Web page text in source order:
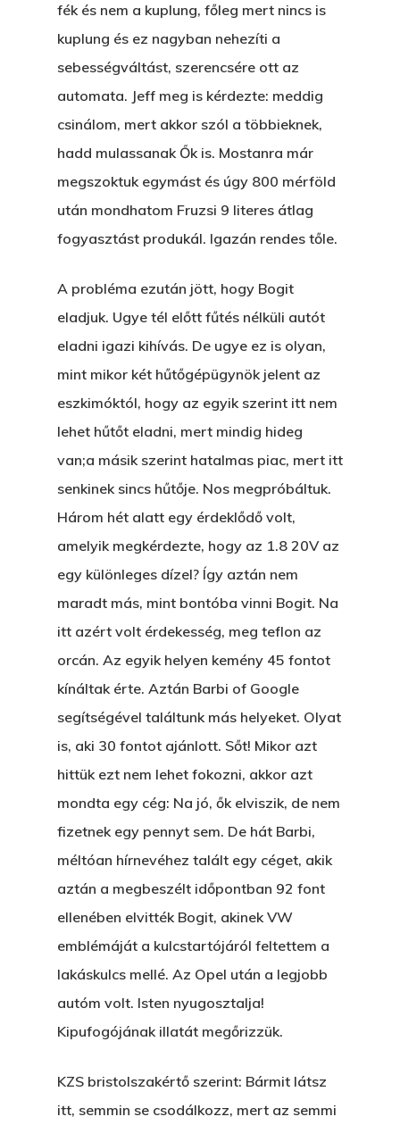
fék és nem a kuplung, főleg mert nincs is
kuplung és ez nagyban nehezíti a
sebességváltást, szerencsére ott az
automata. Jeff meg is kérdezte: meddig
csinálom, mert akkor szól a többieknek,
hadd mulassanak Ők is. Mostanra már
megszoktuk egymást és úgy 800 mérföld
után mondhatom Fruzsi 9 literes átlag
fogyasztást produkál. Igazán rendes tőle.
A probléma ezután jött, hogy Bogit
eladjuk. Ugye tél előtt fűtés nélküli autót
eladni igazi kihívás. De ugye ez is olyan,
mint mikor két hűtőgépügynök jelent az
eszkimóktól, hogy az egyik szerint itt nem
lehet hűtőt eladni, mert mindig hideg
van;a másik szerint hatalmas piac, mert itt
senkinek sincs hűtője. Nos megpróbáltuk.
Három hét alatt egy érdeklődő volt,
amelyik megkérdezte, hogy az 1.8 20V az
egy különleges dízel? Így aztán nem
maradt más, mint bontóba vinni Bogit. Na
itt azért volt érdekesség, meg teflon az
orcán. Az egyik helyen kemény 45 fontot
kínáltak érte. Aztán Barbi of Google
segítségével találtunk más helyeket. Olyat
is, aki 30 fontot ajánlott. Sőt! Mikor azt
hittük ezt nem lehet fokozni, akkor azt
mondta egy cég: Na jó, ők elviszik, de nem
fizetnek egy pennyt sem. De hát Barbi,
méltóan hírnevéhez talált egy céget, akik
aztán a megbeszélt időpontban 92 font
ellenében elvitték Bogit, akinek VW
emblémáját a kulcstartójáról feltettem a
lakáskulcs mellé. Az Opel után a legjobb
autóm volt. Isten nyugosztalja!
Kipufogójának illatát megőrizzük.
KZS bristolszakértő szerint: Bármit látsz
itt, semmin se csodálkozz, mert az semmi